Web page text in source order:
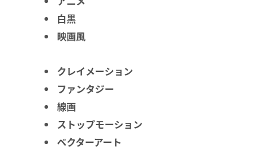
白黒
映画風
クレイメーション
ファンタジー
線画
ストップモーション
ベクターアート